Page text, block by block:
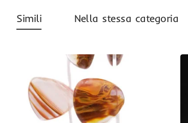
Simili Nella stessa categoria